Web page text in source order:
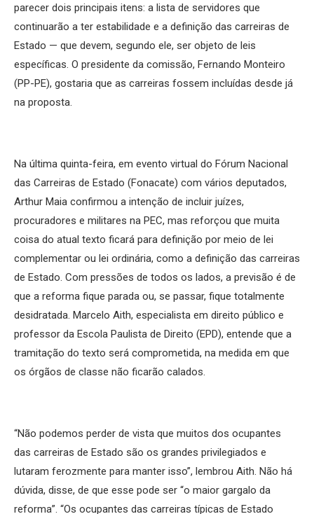
parecer dois principais itens: a lista de servidores que
continuarão a ter estabilidade e a definição das carreiras de
Estado — que devem, segundo ele, ser objeto de leis
específicas. O presidente da comissão, Fernando Monteiro
(PP-PE), gostaria que as carreiras fossem incluídas desde já
na proposta.
Na última quinta-feira, em evento virtual do Fórum Nacional
das Carreiras de Estado (Fonacate) com vários deputados,
Arthur Maia confirmou a intenção de incluir juízes,
procuradores e militares na PEC, mas reforçou que muita
coisa do atual texto ficará para definição por meio de lei
complementar ou lei ordinária, como a definição das carreiras
de Estado. Com pressões de todos os lados, a previsão é de
que a reforma fique parada ou, se passar, fique totalmente
desidratada. Marcelo Aith, especialista em direito público e
professor da Escola Paulista de Direito (EPD), entende que a
tramitação do texto será comprometida, na medida em que
os órgãos de classe não ficarão calados.
“Não podemos perder de vista que muitos dos ocupantes
das carreiras de Estado são os grandes privilegiados e
lutaram ferozmente para manter isso”, lembrou Aith. Não há
dúvida, disse, de que esse pode ser “o maior gargalo da
reforma”. “Os ocupantes das carreiras típicas de Estado